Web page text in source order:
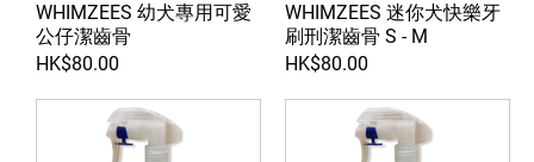
WHIMZEES 幼犬專用可愛
公仔潔齒骨
HK$80.00
WHIMZEES 迷你犬快樂牙
刷刑潔齒骨 S - M
HK$80.00